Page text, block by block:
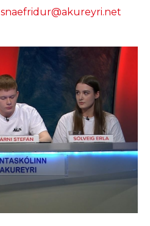
snaefridur@akureyri.net